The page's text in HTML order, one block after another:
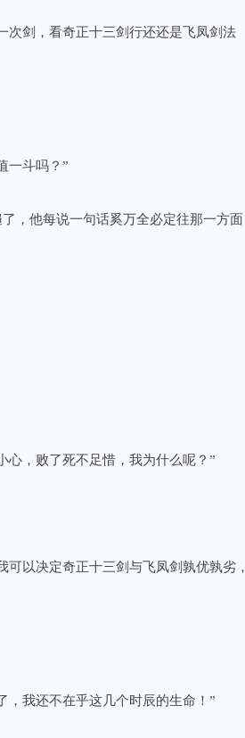
次剑，看奇正十三剑行还还是飞凤剑法
一斗吗？”
，他每说一句话奚万全必定往那一方面
心，败了死不足惜，我为什么呢？”
可以决定奇正十三剑与飞凤剑孰优孰劣，
，我还不在乎这几个时辰的生命！”